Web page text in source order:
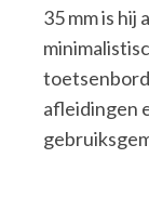
35 mm is hij
afleidingen